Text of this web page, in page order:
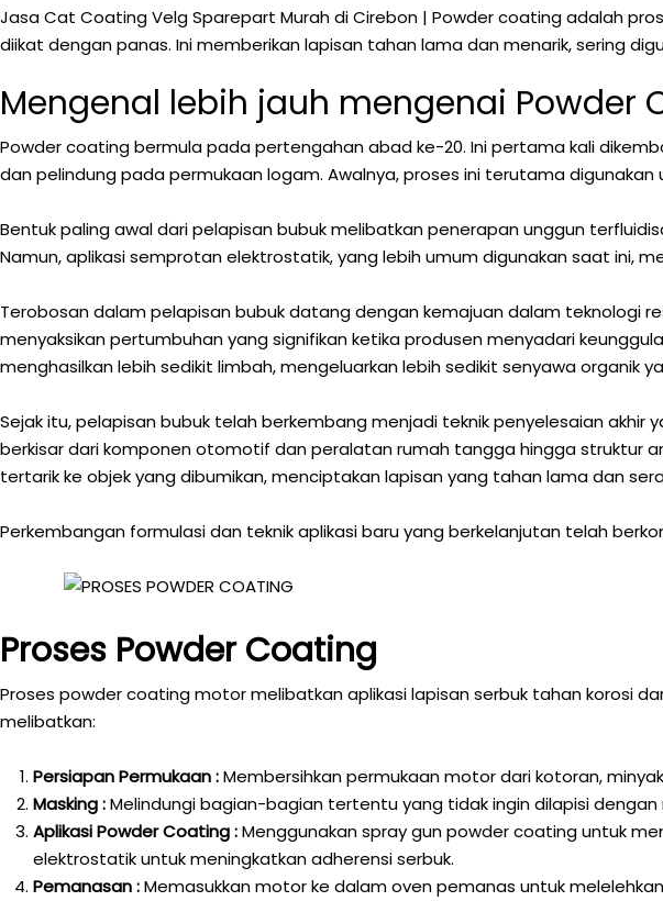
Jasa Cat Coating Velg Sparepart Murah di Cirebon | Powder coating adalah
diikat dengan panas. Ini memberikan lapisan tahan lama dan menarik, sering
Mengenal lebih jauh mengenai Powder
Powder coating bermula pada pertengahan abad ke-20. Ini pertama kali
dan pelindung pada permukaan logam. Awalnya, proses ini terutama
Bentuk paling awal dari pelapisan bubuk melibatkan penerapan unggun
Namun, aplikasi semprotan elektrostatik, yang lebih umum digunakan saat ini,
Terobosan dalam pelapisan bubuk datang dengan kemajuan dalam teknologi
menyaksikan pertumbuhan yang signifikan ketika produsen menyadari
menghasilkan lebih sedikit limbah, mengeluarkan lebih sedikit senyawa organik
Sejak itu, pelapisan bubuk telah berkembang menjadi teknik penyelesaian
berkisar dari komponen otomotif dan peralatan rumah tangga hingga struktur
tertarik ke objek yang dibumikan, menciptakan lapisan yang tahan lama dan
Perkembangan formulasi dan teknik aplikasi baru yang berkelanjutan telah
Proses Powder Coating
Proses powder coating motor melibatkan aplikasi lapisan serbuk tahan korosi
melibatkan:
Persiapan Permukaan :Membersihkan permukaan motor dari kotoran,
Masking :Melindungi bagian-bagian tertentu yang tidak ingin dilapisi
Aplikasi Powder Coating :Menggunakan spray gun powder coating untuk
elektrostatik untuk meningkatkan adherensi serbuk.
Pemanasan :Memasukkan motor ke dalam oven pemanas untuk